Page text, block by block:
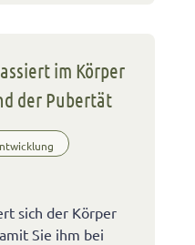
im Körper
der Pubertät
sich der Körper
Sie ihm bei